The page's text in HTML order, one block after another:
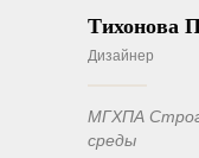
Тихонова
Дизайнер
МГХПА
среды